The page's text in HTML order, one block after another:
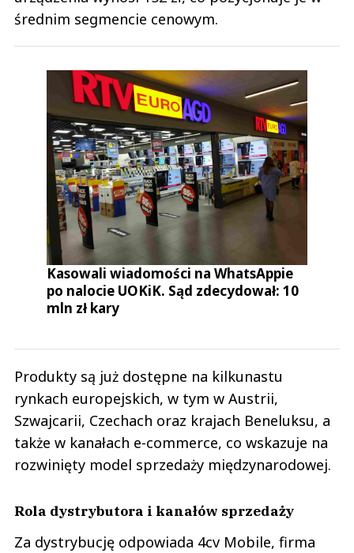
średnim segmencie cenowym.
Kasowali wiadomości na WhatsAppie
po nalocie UOKiK. Sąd zdecydował: 10
mln zł kary
Produkty są już dostępne na kilkunastu
rynkach europejskich, w tym w Austrii,
Szwajcarii, Czechach oraz krajach Beneluksu, a
także w kanałach e-commerce, co wskazuje na
rozwinięty model sprzedaży międzynarodowej.
Rola dystrybutora i kanałów sprzedaży
Za dystrybucję odpowiada 4cv Mobile, firma